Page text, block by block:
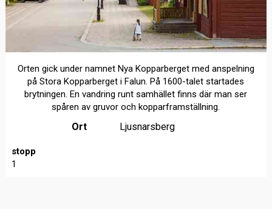
Orten gick under namnet Nya Kopparberget med anspelning
på Stora Kopparberget i Falun. På 1600-talet startades
brytningen. En vandring runt samhället finns där man ser
spåren av gruvor och kopparframställning.
Ort Ljusnarsberg
stopp
1